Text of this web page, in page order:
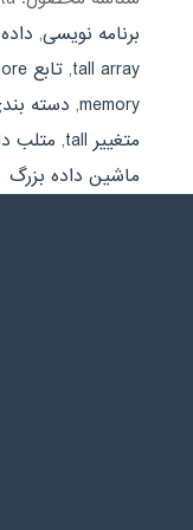
برنامه نویسی,
tall array
, تابع datastore
memory
, دسته
متغییر tall
, متلب
ماشین داده بزرگ